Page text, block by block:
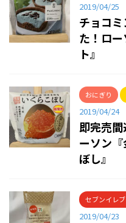
2019/04/25
チョコ
た！ロ
ト』
おにぎり
2019/04/24
即完売
ーソン
ぼし』
セブンイレ
2019/04/23